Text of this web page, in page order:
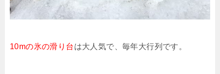
10mの氷の滑り台 は大人気で、毎年大行列です。